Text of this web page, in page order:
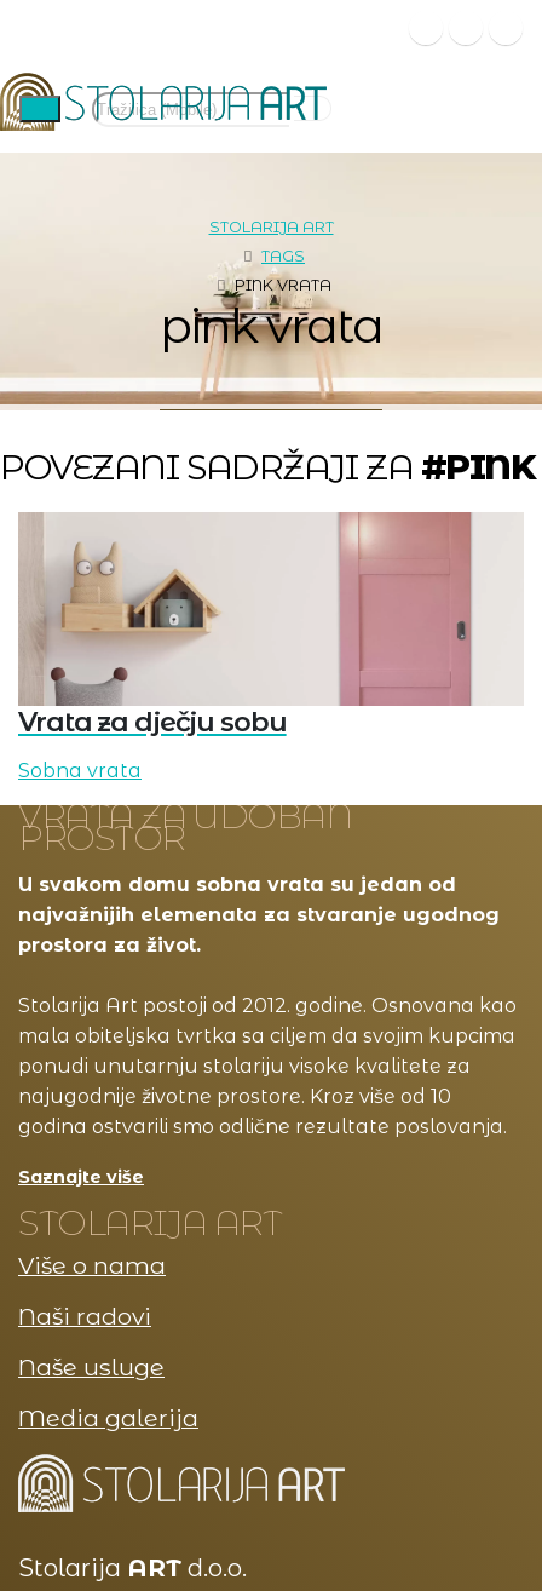
pink vrata
STOLARIJA ART
TAGS
PINK VRATA
POVEZANI SADRŽAJI ZA #PINK
Vrata za dječju sobu
Sobna vrata
VRATA ZA UDOBAN
PROSTOR
U svakom domu sobna vrata su jedan od
najvažnijih elemenata za stvaranje ugodnog
prostora za život.
Stolarija Art postoji od 2012. godine. Osnovana kao
mala obiteljska tvrtka sa ciljem da svojim kupcima
ponudi unutarnju stolariju visoke kvalitete za
najugodnije životne prostore. Kroz više od 10
godina ostvarili smo odlične rezultate poslovanja.
Saznajte više
STOLARIJA ART
Više o nama
Naši radovi
Naše usluge
Media galerija
Stolarija ART d.o.o.